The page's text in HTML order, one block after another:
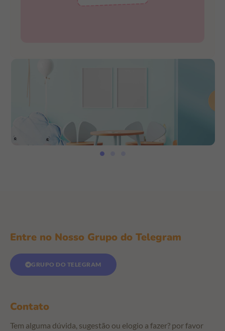
Entre no Nosso Grupo do Telegram
GRUPO DO TELEGRAM
Contato
Tem alguma dúvida, sugestão ou elogio a fazer? por favor